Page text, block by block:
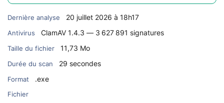
Dernière analyse 20 juillet 2026 à 18h17
Antivirus ClamAV 1.4.3 — 3 627 891 signatures
Taille du fichier 11,73 Mo
Durée du scan 29 secondes
Format .exe
Fichier